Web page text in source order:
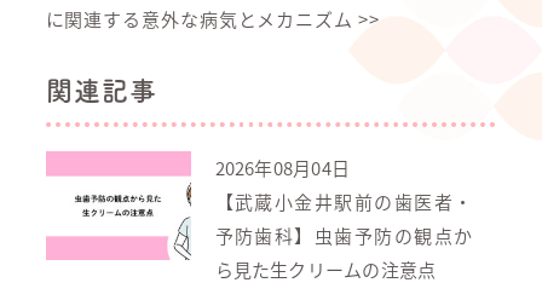
に関連する意外な病気とメカニズム >>
関連記事
2026年08月04日
【武蔵小金井駅前の歯医者・
予防歯科】虫歯予防の観点か
ら見た生クリームの注意点